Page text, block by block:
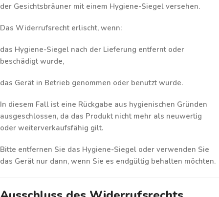
der Gesichtsbräuner mit einem Hygiene-Siegel versehen.
Das Widerrufsrecht erlischt, wenn:
das Hygiene-Siegel nach der Lieferung entfernt oder
beschädigt wurde,
das Gerät in Betrieb genommen oder benutzt wurde.
In diesem Fall ist eine Rückgabe aus hygienischen Gründen
ausgeschlossen, da das Produkt nicht mehr als neuwertig
oder weiterverkaufsfähig gilt.
Bitte entfernen Sie das Hygiene-Siegel oder verwenden Sie
das Gerät nur dann, wenn Sie es endgültig behalten möchten.